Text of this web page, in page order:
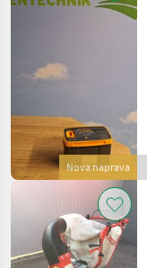
Nova naprava